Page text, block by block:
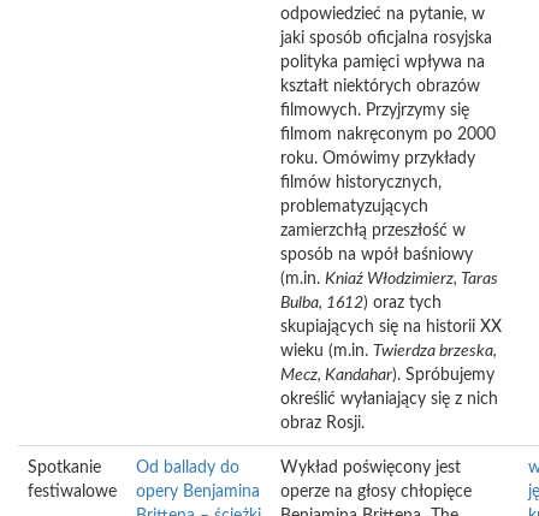
odpowiedzieć na pytanie, w
jaki sposób oficjalna rosyjska
polityka pamięci wpływa na
kształt niektórych obrazów
filmowych. Przyjrzymy się
filmom nakręconym po 2000
roku. Omówimy przykłady
filmów historycznych,
problematyzujących
zamierzchłą przeszłość w
sposób na wpół baśniowy
(m.in. Kniaź Włodzimierz, Taras
Bulba, 1612) oraz tych
skupiających się na historii XX
wieku (m.in. Twierdza brzeska,
Mecz, Kandahar). Spróbujemy
określić wyłaniający się z nich
obraz Rosji.
Spotkanie
festiwalowe
Od ballady do
opery Benjamina
Wykład poświęcony jest
operze na głosy chłopięce